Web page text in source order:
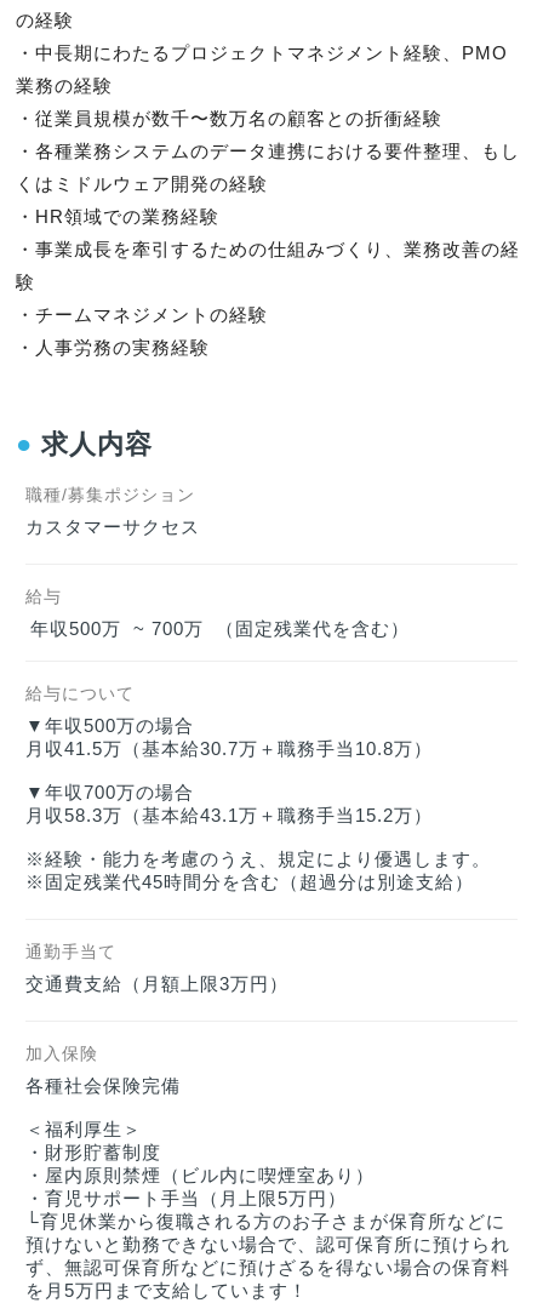
の経験
・中長期にわたるプロジェクトマネジメント経験、PMO
業務の経験
・従業員規模が数千〜数万名の顧客との折衝経験
・各種業務システムのデータ連携における要件整理、もし
くはミドルウェア開発の経験
・HR領域での業務経験
・事業成長を牽引するための仕組みづくり、業務改善の経
験
・チームマネジメントの経験
・人事労務の実務経験
● 求人内容
職種/募集ポジション
カスタマーサクセス
給与
年収500万  ~ 700万  （固定残業代を含む）
給与について
▼年収500万の場合
月収41.5万（基本給30.7万＋職務手当10.8万）
▼年収700万の場合
月収58.3万（基本給43.1万＋職務手当15.2万）
※経験・能力を考慮のうえ、規定により優遇します。
※固定残業代45時間分を含む（超過分は別途支給）
通勤手当て
交通費支給（月額上限3万円）
加入保険
各種社会保険完備
＜福利厚生＞
・財形貯蓄制度
・屋内原則禁煙（ビル内に喫煙室あり）
・育児サポート手当（月上限5万円）
└育児休業から復職される方のお子さまが保育所などに
預けないと勤務できない場合で、認可保育所に預けられ
ず、無認可保育所などに預けざるを得ない場合の保育料
を月5万円まで支給しています！